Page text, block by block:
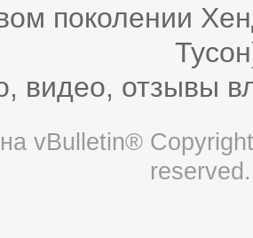
поколении
видео, отзывы
vBulletin®